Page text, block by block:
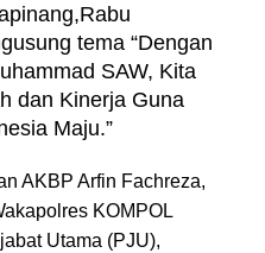
tema “Dengan
SAW, Kita
dan Kinerja Guna
Maju.”
AKBP Arfin Fachreza,
KOMPOL
Utama (PJU),